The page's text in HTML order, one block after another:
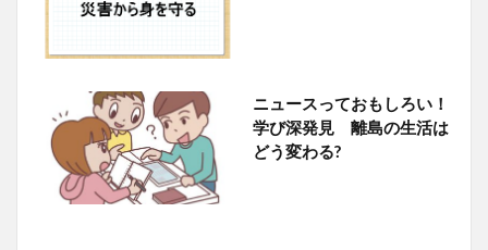
ニュースっておもしろい！
学び深発見 離島の生活は
どう変わる?